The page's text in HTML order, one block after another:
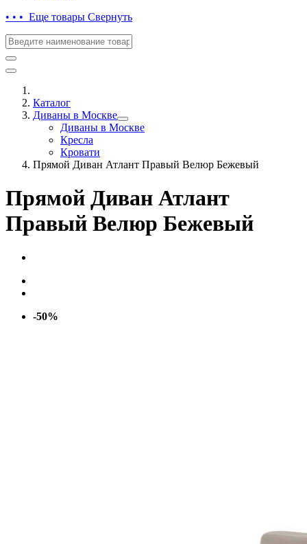
• • • Еще товары Свернуть
Каталог
Диваны в Москве
Диваны в Москве
Кресла
Кровати
Прямой Диван Атлант Правый Велюр Бежевый
Прямой Диван Атлант
Правый Велюр Бежевый
-50%